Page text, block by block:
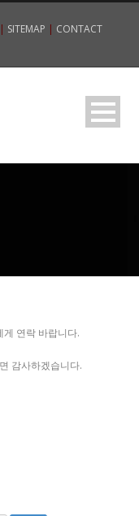
SITEMAP | CONTACT
연락 바랍니다.
감사하겠습니다.